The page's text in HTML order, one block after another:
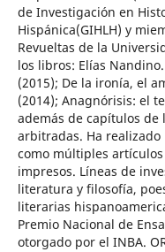
de Investigación en
Hispánica(GIHLH) y
Revueltas de la
los libros: Elías
(2015); De la ironía, el
(2014); Anagnórisis: el
además de capítulos
arbitradas. Ha
como múltiples
impresos. Líneas de
literatura y filosofía,
literarias
Premio Nacional de
otorgado por el INBA.